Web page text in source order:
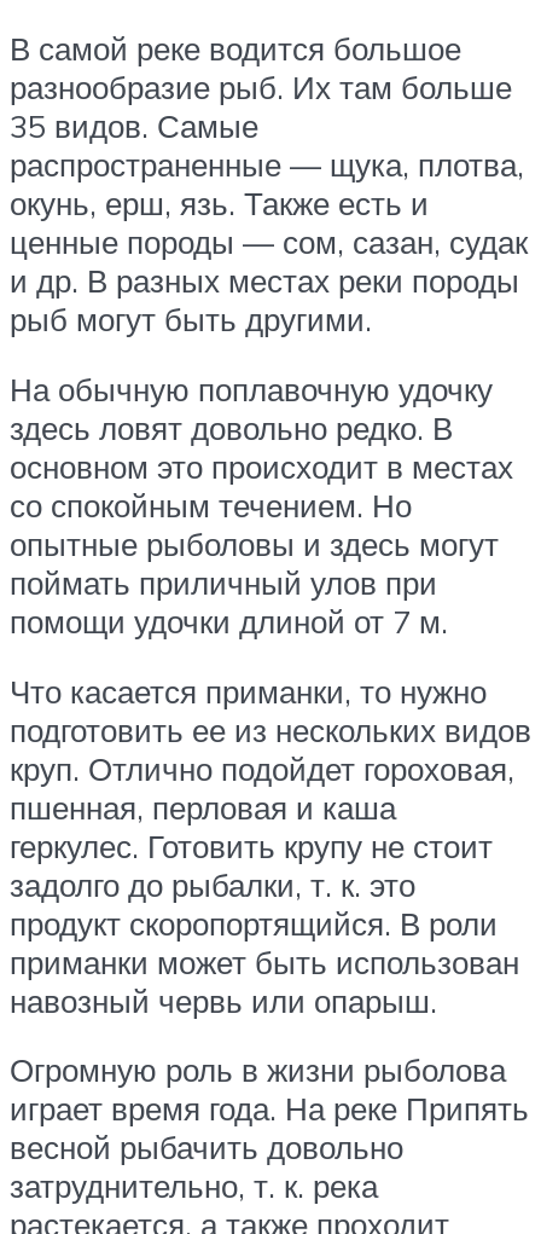
В самой реке водится большое
разнообразие рыб. Их там больше
35 видов. Самые
распространенные — щука, плотва,
окунь, ерш, язь. Также есть и
ценные породы — сом, сазан, судак
и др. В разных местах реки породы
рыб могут быть другими.
На обычную поплавочную удочку
здесь ловят довольно редко. В
основном это происходит в местах
со спокойным течением. Но
опытные рыболовы и здесь могут
поймать приличный улов при
помощи удочки длиной от 7 м.
Что касается приманки, то нужно
подготовить ее из нескольких видов
круп. Отлично подойдет гороховая,
пшенная, перловая и каша
геркулес. Готовить крупу не стоит
задолго до рыбалки, т. к. это
продукт скоропортящийся. В роли
приманки может быть использован
навозный червь или опарыш.
Огромную роль в жизни рыболова
играет время года. На реке Припять
весной рыбачить довольно
затруднительно, т. к. река
растекается, а также проходит